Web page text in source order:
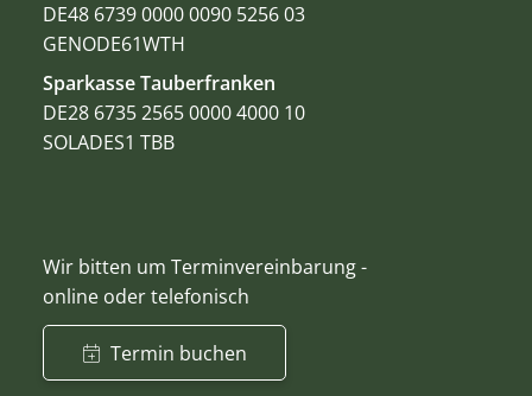
DE48 6739 0000 0090 5256 03
GENODE61WTH
Sparkasse Tauberfranken
DE28 6735 2565 0000 4000 10
SOLADES1 TBB
Wir bitten um Terminvereinbarung -
online oder telefonisch
Termin buchen